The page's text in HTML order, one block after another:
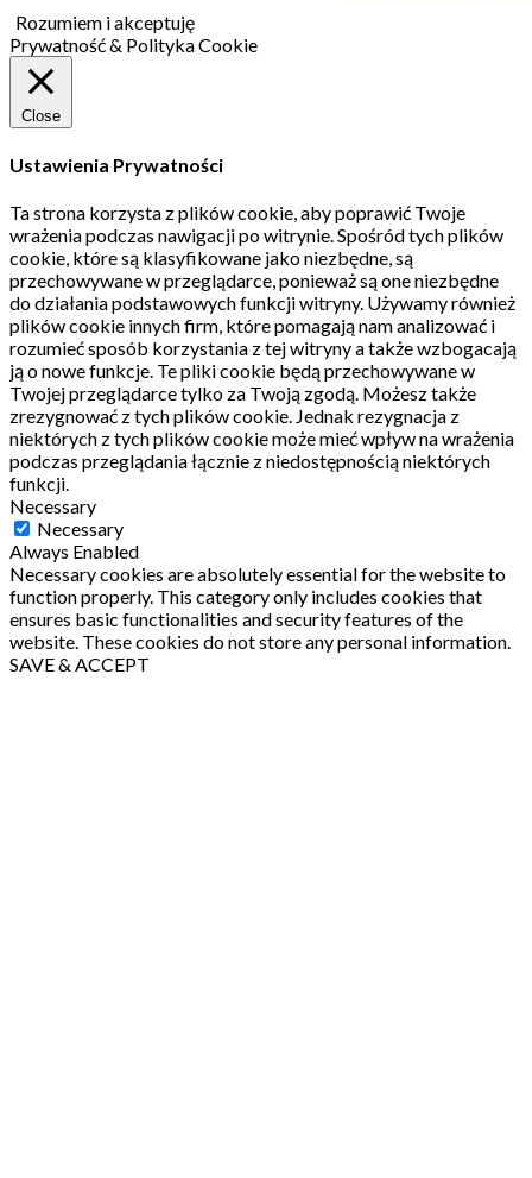
Rozumiem i akceptuję
Prywatność & Polityka Cookie
Close
Ustawienia Prywatności
Ta strona korzysta z plików cookie, aby poprawić Twoje
wrażenia podczas nawigacji po witrynie.Spośród tych plików
cookie, które są klasyfikowane jako niezbędne, są
przechowywane w przeglądarce, ponieważ są one niezbędne
do działania podstawowych funkcji witryny. Używamy również
plików cookie innych firm, które pomagają nam analizować i
rozumieć sposób korzystania z tej witryny a także wzbogacają
ją o nowe funkcje. Te pliki cookie będą przechowywane w
Twojej przeglądarce tylko za Twoją zgodą. Możesz także
zrezygnować z tych plików cookie. Jednak rezygnacja z
niektórych z tych plików cookie może mieć wpływ na wrażenia
podczas przeglądania łącznie z niedostępnością niektórych
funkcji.
Necessary
Necessary
Always Enabled
Necessary cookies are absolutely essential for the website to
function properly. This category only includes cookies that
ensures basic functionalities and security features of the
website. These cookies do not store any personal information.
SAVE & ACCEPT